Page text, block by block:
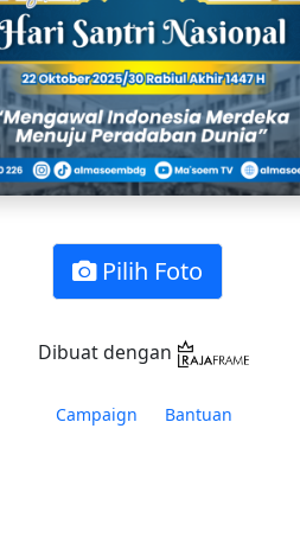
Pilih Foto
Dibuat dengan
Campaign Bantuan